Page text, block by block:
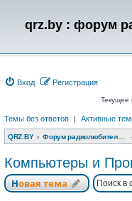
qrz.by : форум
Вход Регистрация
Текущее
Темы без ответов | Активные
QRZ.BY Форум радиолюбителей Беларуси
Компьютеры и
Новая тема